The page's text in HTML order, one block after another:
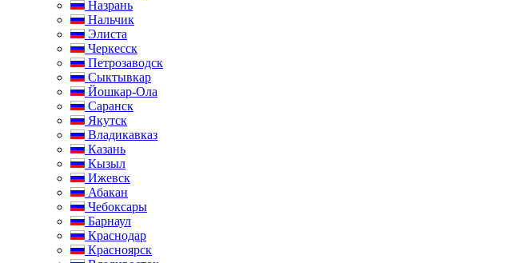
Назрань
Нальчик
Элиста
Черкесск
Петрозаводск
Сыктывкар
Йошкар-Ола
Саранск
Якутск
Владикавказ
Казань
Кызыл
Ижевск
Абакан
Чебоксары
Барнаул
Краснодар
Красноярск